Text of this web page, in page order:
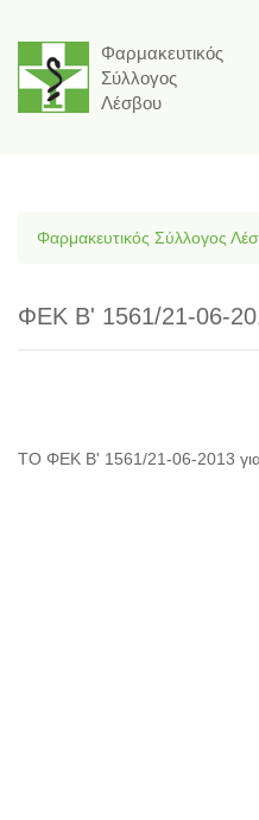
Φαρμακευτικός
Σύλλογος
Λέσβου
Φαρμακευτικός Σύλλογος
ΦΕΚ Β' 1561/21-06-
ΤΟ ΦΕΚ Β' 1561/21-06-2013 για